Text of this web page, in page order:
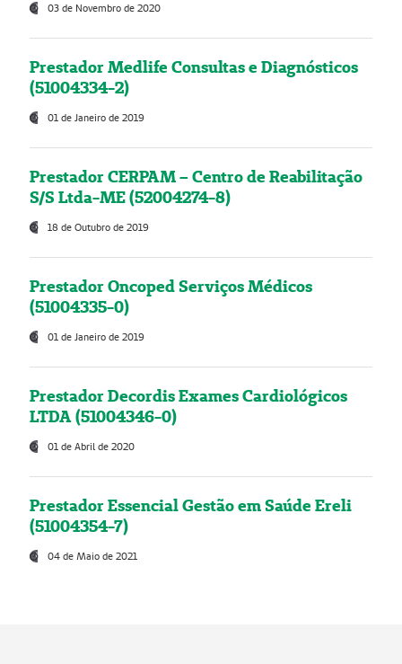
03 de Novembro de 2020
Prestador Medlife Consultas e Diagnósticos
(51004334-2)
01 de Janeiro de 2019
Prestador CERPAM – Centro de Reabilitação
S/S Ltda-ME (52004274-8)
18 de Outubro de 2019
Prestador Oncoped Serviços Médicos
(51004335-0)
01 de Janeiro de 2019
Prestador Decordis Exames Cardiológicos
LTDA (51004346-0)
01 de Abril de 2020
Prestador Essencial Gestão em Saúde Ereli
(51004354-7)
04 de Maio de 2021